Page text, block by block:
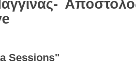
Sessions"